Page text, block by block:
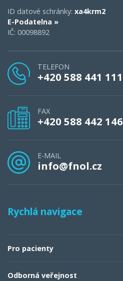
ID datové schránky: xa4krm2
E-Podatelna »
IČ: 00098892
TELEFON
+420 588 441 111
FAX
+420 588 442 146
E-MAIL
info@fnol.cz
Rychlá navigace
Pro pacienty
Odborná veřejnost